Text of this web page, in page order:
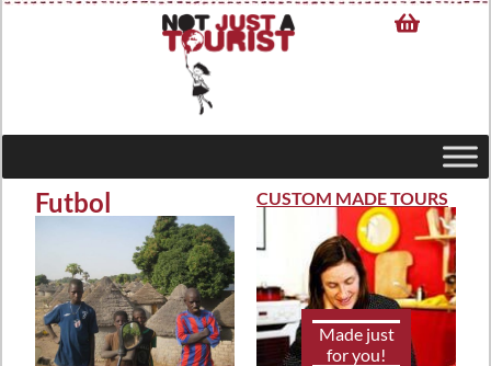
Futbol CUSTOM MADE TOURS
Made just
for you!